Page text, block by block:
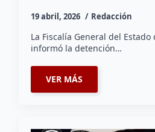
19 abril, 2026 Redacción
La Fiscalía General del
informó la detención…
VER MÁS